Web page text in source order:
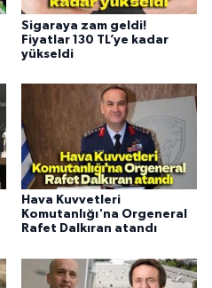
Sigaraya zam geldi!
Fiyatlar 130 TL’ye kadar
yükseldi
Hava Kuvvetleri
Komutanlığı'na Orgeneral
Rafet Dalkıran atandı